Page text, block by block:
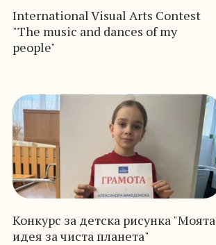
International Visual Arts Contest
"The music and dances of my
people"
Конкурс за детска рисунка "Моята
идея за чиста планета"